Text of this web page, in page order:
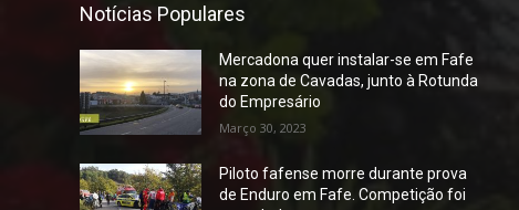
Notícias Populares
Mercadona quer instalar-se em Fafe
na zona de Cavadas, junto à Rotunda
do Empresário
Março 30, 2023
Piloto fafense morre durante prova
de Enduro em Fafe. Competição foi